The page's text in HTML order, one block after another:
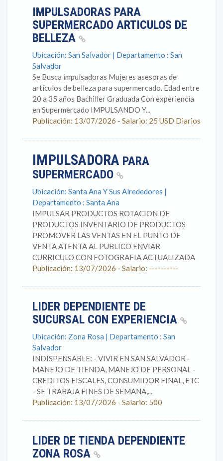
IMPULSADORAS PARA
SUPERMERCADO ARTICULOS DE
BELLEZA
Ubicación: San Salvador | Departamento : San
Salvador
Se Busca impulsadoras Mujeres asesoras de
artículos de belleza para supermercado. Edad entre
20 a 35 años Bachiller Graduada Con experiencia
en Supermercado IMPULSANDO Y...
Publicación: 13/07/2026 - Salario: 25 USD Diarios
IMPULSADORA PARA
SUPERMERCADO
Ubicación: Santa Ana Y Sus Alrededores |
Departamento : Santa Ana
IMPULSAR PRODUCTOS ROTACION DE
PRODUCTOS INVENTARIO DE PRODUCTOS
PROMOVER LAS VENTAS EN EL PUNTO DE
VENTA ATENTA AL PUBLICO ENVIAR
CURRICULO CON FOTOGRAFIA ACTUALIZADA
Publicación: 13/07/2026 - Salario: ----------
LIDER DEPENDIENTE DE
SUCURSAL CON EXPERIENCIA
Ubicación: Zona Rosa | Departamento : San
Salvador
INDISPENSABLE: - VIVIR EN SAN SALVADOR -
MANEJO DE TIENDA, MANEJO DE PERSONAL -
CREDITOS FISCALES, CONSUMIDOR FINAL, ETC
- SE TRABAJA FINES DE SEMANA,...
Publicación: 13/07/2026 - Salario: 500
LIDER DE TIENDA DEPENDIENTE
ZONA ROSA